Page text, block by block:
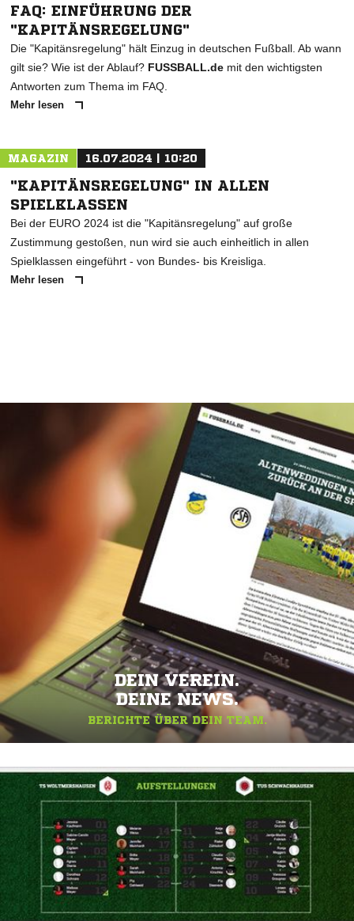
FAQ: EINFÜHRUNG DER
"KAPITÄNSREGELUNG"
Die "Kapitänsregelung" hält Einzug in deutschen Fußball. Ab wann
gilt sie? Wie ist der Ablauf? FUSSBALL.de mit den wichtigsten
Antworten zum Thema im FAQ.
Mehr lesen
MAGAZIN 16.07.2024 | 10:20
"KAPITÄNSREGELUNG" IN ALLEN
SPIELKLASSEN
Bei der EURO 2024 ist die "Kapitänsregelung" auf große
Zustimmung gestoßen, nun wird sie auch einheitlich in allen
Spielklassen eingeführt - von Bundes- bis Kreisliga.
Mehr lesen
DEIN VEREIN.
DEINE NEWS.
BERICHTE ÜBER DEIN TEAM.